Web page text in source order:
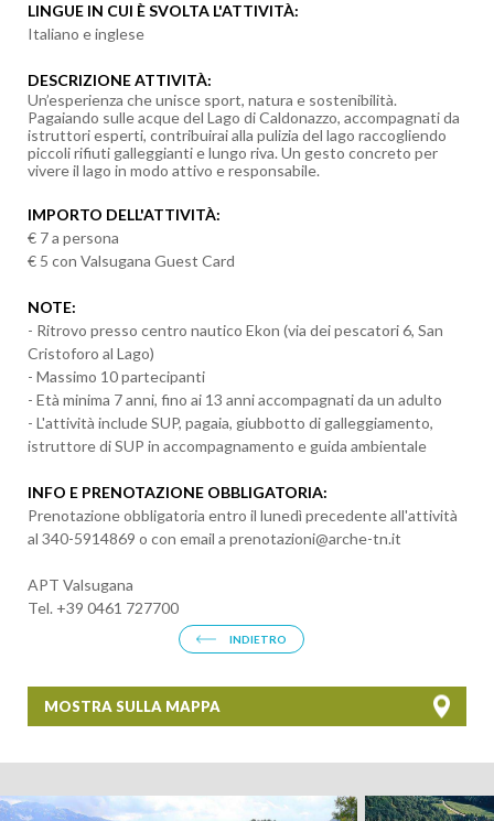
LINGUE IN CUI È SVOLTA L'ATTIVITÀ:
Italiano e inglese
DESCRIZIONE ATTIVITÀ:
Un’esperienza che unisce sport, natura e sostenibilità.
Pagaiando sulle acque del Lago di Caldonazzo, accompagnati da
istruttori esperti, contribuirai alla pulizia del lago raccogliendo
piccoli rifiuti galleggianti e lungo riva. Un gesto concreto per
vivere il lago in modo attivo e responsabile.
IMPORTO DELL'ATTIVITÀ:
€ 7 a persona
€ 5 con Valsugana Guest Card
NOTE:
- Ritrovo presso centro nautico Ekon (via dei pescatori 6, San
Cristoforo al Lago)
- Massimo 10 partecipanti
- Età minima 7 anni, fino ai 13 anni accompagnati da un adulto
- L'attività include SUP, pagaia, giubbotto di galleggiamento,
istruttore di SUP in accompagnamento e guida ambientale
INFO E PRENOTAZIONE OBBLIGATORIA:
Prenotazione obbligatoria entro il lunedì precedente all'attività
al 340-5914869 o con email a prenotazioni@arche-tn.it
APT Valsugana
Tel. +39 0461 727700
INDIETRO
MOSTRA SULLA MAPPA
+
−